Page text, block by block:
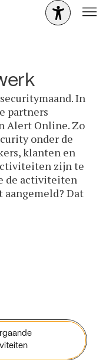
In
partners
Alert Online. Zo
onder de
klanten en
zijn te
de activiteiten
Dat